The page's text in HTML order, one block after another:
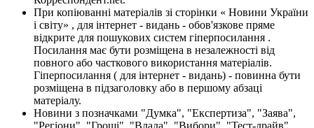
При копіюванні матеріалів зі сторінки « Новини України
і світу» , для інтернет - видань - обов'язкове пряме
відкрите для пошукових систем гіперпосилання .
Посилання має бути розміщена в незалежності від
повного або часткового використання матеріалів.
Гіперпосилання ( для інтернет - видань) - повинна бути
розміщена в підзаголовку або в першому абзаці
матеріалу.
Новини з позначками "Думка", "Експертиза", "Заява",
"Регіони", "Гроші", "Влада", "Вибори", "Тест-драйв",